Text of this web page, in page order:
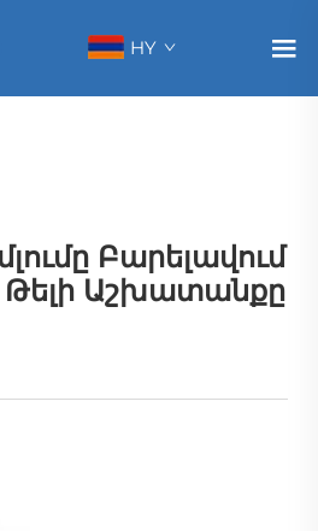
HY
Բարելավում
Թելի Աշխատանքը